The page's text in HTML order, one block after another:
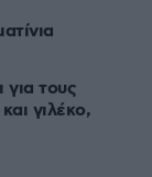
τους
γιλέκο,